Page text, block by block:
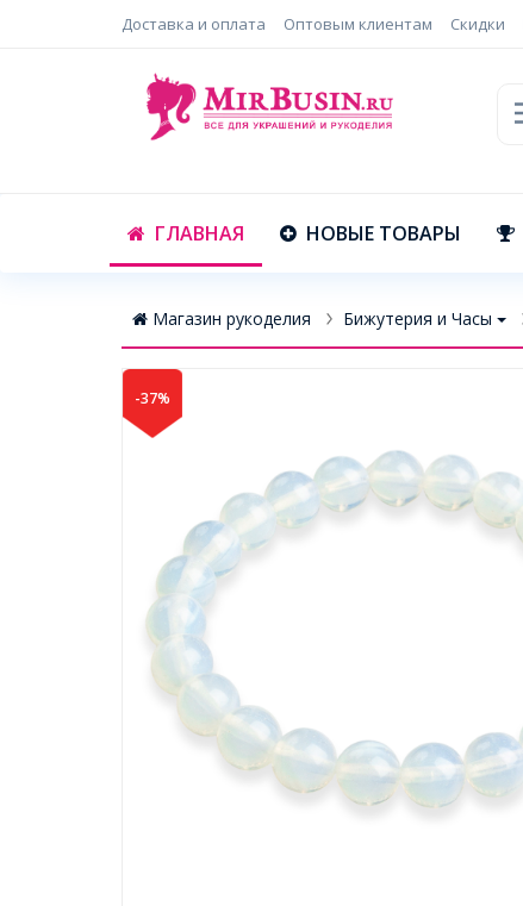
Доставка и оплата Оптовым клиентам Скидки
ГЛАВНАЯ НОВЫЕ ТОВАРЫ
Магазин рукоделия Бижутерия и Часы
-37%